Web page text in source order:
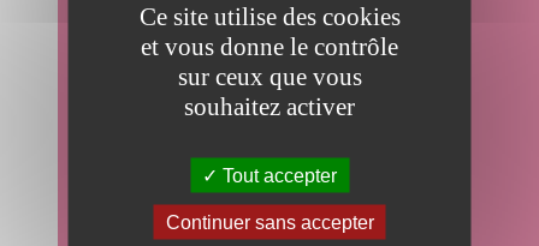
Ce site utilise des cookies
et vous donne le contrôle
sur ceux que vous
souhaitez activer
Tout accepter
Continuer sans accepter